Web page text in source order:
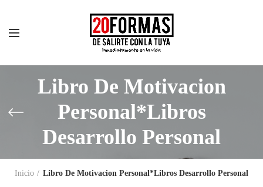
Libro De Motivacion
Personal*Libros
Desarrollo Personal
Inicio Libro De Motivacion Personal*Libros Desarrollo Personal